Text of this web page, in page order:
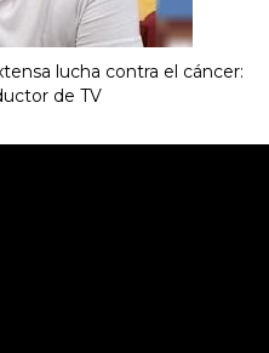
lucha contra el cáncer:
de TV